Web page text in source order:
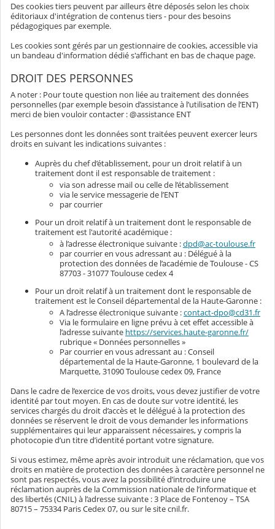
Des cookies tiers peuvent par ailleurs être déposés selon les choix
éditoriaux d'intégration de contenus tiers - pour des besoins
pédagogiques par exemple.
Les cookies sont gérés par un gestionnaire de cookies, accessible via
un bandeau d'information dédié s'affichant en bas de chaque page.
DROIT DES PERSONNES
A noter : Pour toute question non liée au traitement des données
personnelles (par exemple besoin d’assistance à l’utilisation de l’ENT)
merci de bien vouloir contacter : @assistance ENT
Les personnes dont les données sont traitées peuvent exercer leurs
droits en suivant les indications suivantes :
Auprès du chef d’établissement, pour un droit relatif à un
traitement dont il est responsable de traitement :
via son adresse mail ou celle de l’établissement
via le service messagerie de l’ENT
par courrier
Pour un droit relatif à un traitement dont le responsable de
traitement est l'autorité académique :
à l’adresse électronique suivante :dpd@ac-toulouse.fr
par courrier en vous adressant au : Délégué à la
protection des données de l’académie de Toulouse - CS
87703 - 31077 Toulouse cedex 4
Pour un droit relatif à un traitement dont le responsable de
traitement est le Conseil départemental de la Haute-Garonne :
A l’adresse électronique suivante :contact-dpo@cd31.fr
Via le formulaire en ligne prévu à cet effet accessible à
l’adresse suivante https://services.haute-garonne.fr/
rubrique « Données personnelles »
Par courrier en vous adressant au : Conseil
départemental de la Haute-Garonne, 1 boulevard de la
Marquette, 31090 Toulouse cedex 09, France
Dans le cadre de l’exercice de vos droits, vous devez justifier de votre
identité par tout moyen. En cas de doute sur votre identité, les
services chargés du droit d’accès et le délégué à la protection des
données se réservent le droit de vous demander les informations
supplémentaires qui leur apparaissent nécessaires, y compris la
photocopie d’un titre d’identité portant votre signature.
Si vous estimez, même après avoir introduit une réclamation, que vos
droits en matière de protection des données à caractère personnel ne
sont pas respectés, vous avez la possibilité d’introduire une
réclamation auprès de la Commission nationale de l’informatique et
des libertés (CNIL) à l’adresse suivante : 3 Place de Fontenoy – TSA
80715 – 75334 Paris Cedex 07, ou sur le site cnil.fr.